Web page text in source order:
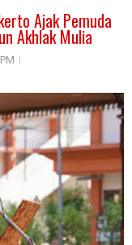
Ajak Pemuda
Akhlak Mulia